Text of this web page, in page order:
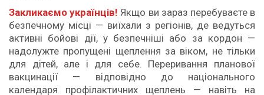
Закликаємо українців! Якщо ви зараз перебуваєте в
безпечному місці — виїхали з регіонів, де ведуться
активні бойові дії, у безпечніші або за кордон —
надолужте пропущені щеплення за віком, не тільки
для дітей, але і для себе. Переривання планової
вакцинації — відповідно до національного
календаря профілактичних щеплень — навіть на